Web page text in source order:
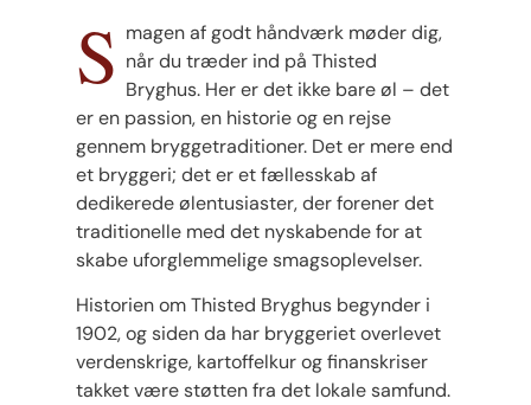
S magen af godt håndværk møder dig,
når du træder ind på Thisted
Bryghus. Her er det ikke bare øl – det
er en passion, en historie og en rejse
gennem bryggetraditioner. Det er mere end
et bryggeri; det er et fællesskab af
dedikerede ølentusiaster, der forener det
traditionelle med det nyskabende for at
skabe uforglemmelige smagsoplevelser.
Historien om Thisted Bryghus begynder i
1902, og siden da har bryggeriet overlevet
verdenskrige, kartoffelkur og finanskriser
takket være støtten fra det lokale samfund.